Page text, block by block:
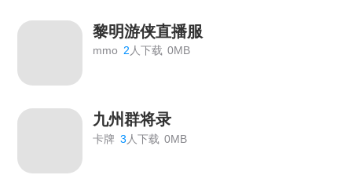
黎明游侠直播服
mmo 2 人下载 0MB
九州群将录
卡牌 3 人下载 0MB